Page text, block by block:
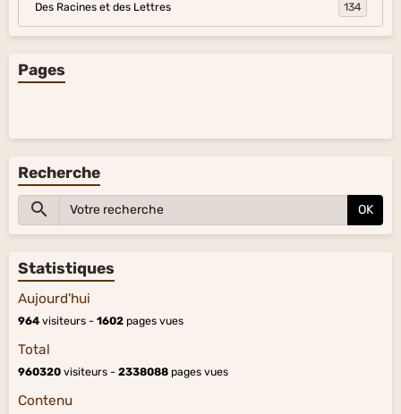
Des Racines et des Lettres 134
Pages
Recherche
OK
Statistiques
Aujourd'hui
964 visiteurs - 1602 pages vues
Total
960320 visiteurs - 2338088 pages vues
Contenu